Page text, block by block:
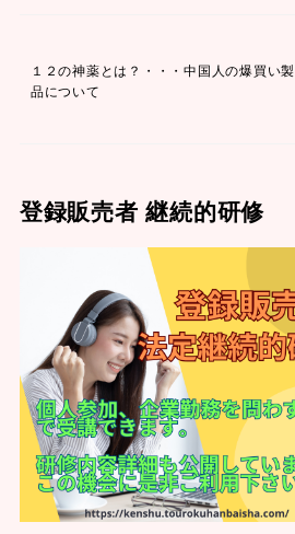
１２の神薬とは？・・・中国人の爆買い製
品について
登録販売者 継続的研修